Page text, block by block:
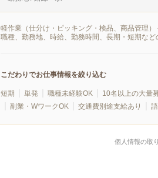
軽作業（仕分け・ピッキング・検品、商品管理
職種、勤務地、時給、勤務時間、長期・短期な
こだわりでお仕事情報を絞り込む
短期 単発 職種未経験OK 10名以上の大量
副業・WワークOK
交通費別途支給あり
個人情報の取